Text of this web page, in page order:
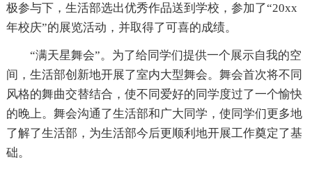
极参与下，生活部选出优秀作品送到学校，参加了“20xx
年校庆”的展览活动，并取得了可喜的成绩。
“满天星舞会”。为了给同学们提供一个展示自我的空
间，生活部创新地开展了室内大型舞会。舞会首次将不同
风格的舞曲交替结合，使不同爱好的同学度过了一个愉快
的晚上。舞会沟通了生活部和广大同学，使同学们更多地
了解了生活部，为生活部今后更顺利地开展工作奠定了基
础。